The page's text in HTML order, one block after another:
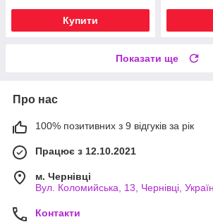
Купити
Показати ще
Про нас
100% позитивних з 9 відгуків за рік
Працює з 12.10.2021
м. Чернівці
Вул. Коломийська, 13, Чернівці,
Контакти